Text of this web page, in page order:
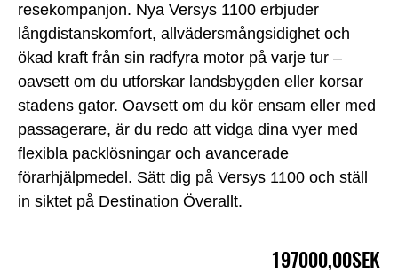
resekompanjon. Nya Versys 1100 erbjuder
långdistanskomfort, allvädersmångsidighet och
ökad kraft från sin radfyra motor på varje tur –
oavsett om du utforskar landsbygden eller korsar
stadens gator. Oavsett om du kör ensam eller med
passagerare, är du redo att vidga dina vyer med
flexibla packlösningar och avancerade
förarhjälpmedel. Sätt dig på Versys 1100 och ställ
in siktet på Destination Överallt.
197000,00SEK